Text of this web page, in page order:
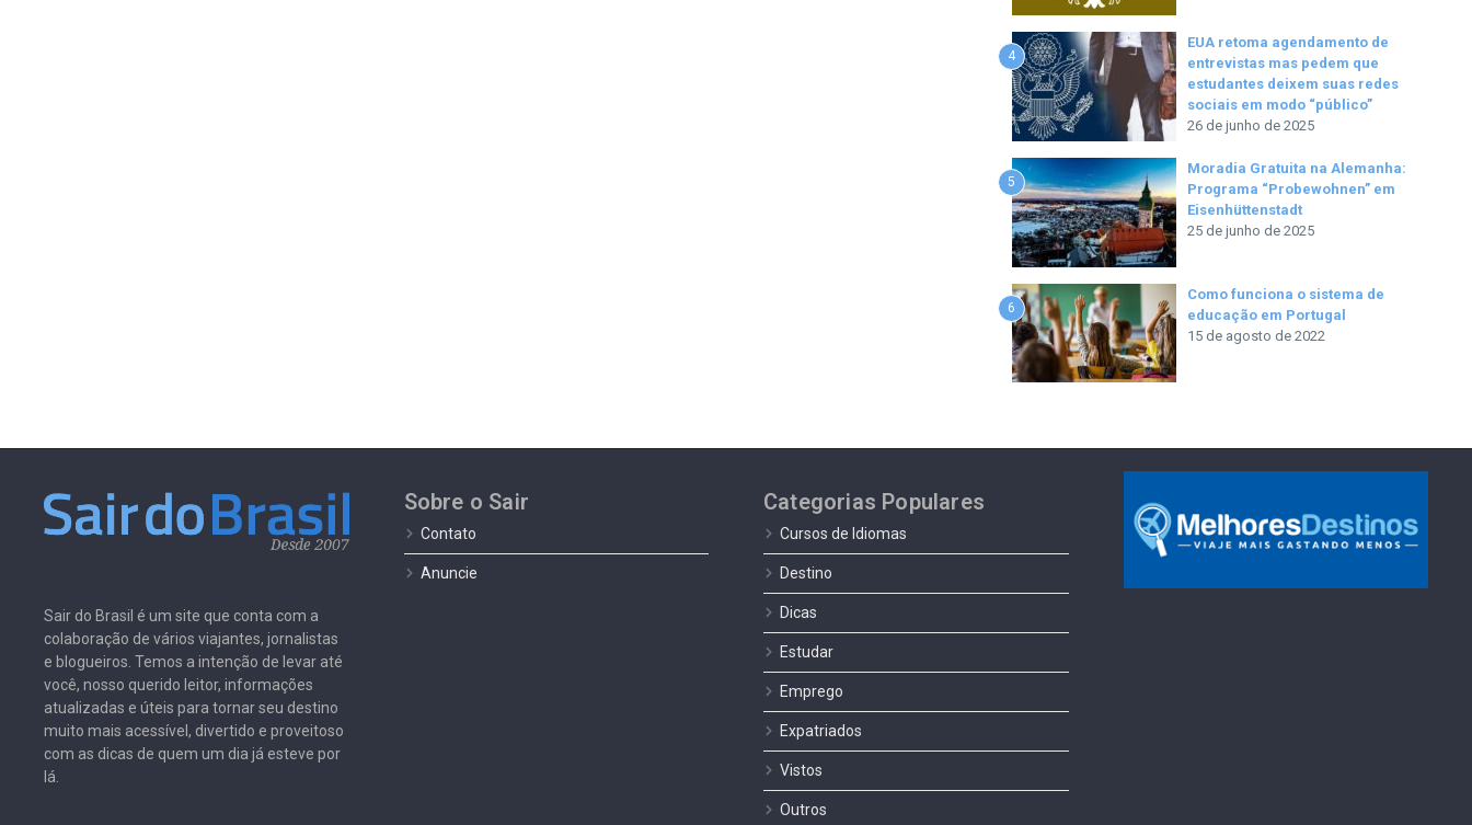
4
EUA retoma agendamento de
entrevistas mas pedem que
estudantes deixem suas redes
sociais em modo “público”
26 de junho de 2025
5
Moradia Gratuita na Alemanha:
Programa “Probewohnen” em
Eisenhüttenstadt
25 de junho de 2025
6
Como funciona o sistema de
educação em Portugal
15 de agosto de 2022
Sair do Brasil é um site que conta com a
colaboração de vários viajantes, jornalistas
e blogueiros. Temos a intenção de levar até
você, nosso querido leitor, informações
atualizadas e úteis para tornar seu destino
muito mais acessível, divertido e proveitoso
com as dicas de quem um dia já esteve por
lá.
Sobre o Sair
Contato
Anuncie
Categorias Populares
Cursos de Idiomas
Destino
Dicas
Estudar
Emprego
Expatriados
Vistos
Outros